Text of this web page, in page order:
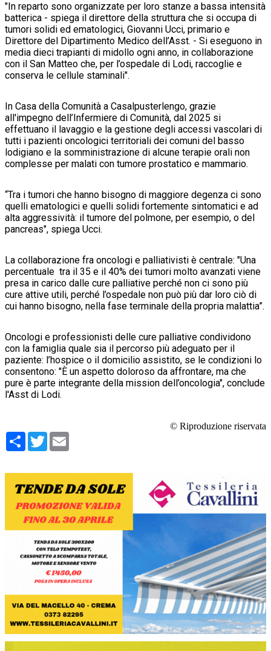
"In reparto sono organizzate per loro stanze a bassa intensità
batterica - spiega il direttore della struttura che si occupa di
tumori solidi ed ematologici, Giovanni Ucci, primario e
Direttore del Dipartimento Medico dell’Asst. - Si eseguono in
media dieci trapianti di midollo ogni anno, in collaborazione
con il San Matteo che, per l’ospedale di Lodi, raccoglie e
conserva le cellule staminali".
In Casa della Comunità a Casalpusterlengo, grazie
all'impegno dell’Infermiere di Comunità, dal 2025 si
effettuano il lavaggio e la gestione degli accessi vascolari di
tutti i pazienti oncologici territoriali dei comuni del basso
lodigiano e la somministrazione di alcune terapie orali non
complesse per malati con tumore prostatico e mammario.
“Tra i tumori che hanno bisogno di maggiore degenza ci sono
quelli ematologici e quelli solidi fortemente sintomatici e ad
alta aggressività: il tumore del polmone, per esempio, o del
pancreas", spiega Ucci.
La collaborazione fra oncologi e palliativisti è centrale: "Una
percentuale tra il 35 e il 40% dei tumori molto avanzati viene
presa in carico dalle cure palliative perché non ci sono più
cure attive utili, perché l’ospedale non può più dar loro ciò di
cui hanno bisogno, nella fase terminale della propria malattia”.
Oncologi e professionisti delle cure palliative condividono
con la famiglia quale sia il percorso più adeguato per il
paziente: l’hospice o il domicilio assistito, se le condizioni lo
consentono: "È un aspetto doloroso da affrontare, ma che
pure è parte integrante della mission dell’oncologia", conclude
l'Asst di Lodi.
© Riproduzione riservata
Condividi
Twitter